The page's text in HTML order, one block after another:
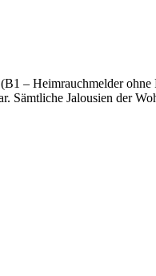
– Heimrauchmelder
Sämtliche Jalousien der